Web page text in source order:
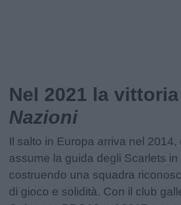
Nel 2021 la
Nazioni
Il salto in Europa arriva nel 2014,
assume la guida degli Scarlets in
costruendo una squadra
di gioco e solidità. Con il club